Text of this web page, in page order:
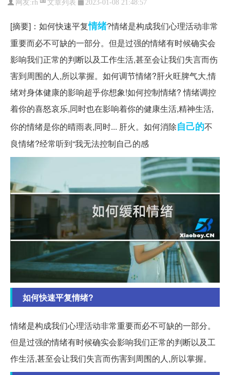
网友:rh 2023-01-08 21:48:57
[摘要]：如何快速平复情绪?情绪是构成我们心理活动非常
重要而必不可缺的一部分。但是过强的情绪有时候确实会
影响我们正常的判断以及工作生活,甚至会让我们失言而伤
害到周围的人,所以掌握。如何调节情绪?肝火旺脾气大,情
绪对身体健康的影响超乎你想象!如何控制情绪? 情绪调控
着你的喜怒哀乐,同时也在影响着你的健康生活,精神生活,
你的情绪是你的晴雨表,同时... 肝火。如何消除自己的不
良情绪?经常听到“我无法控制自己的感
如何快速平复情绪?
情绪是构成我们心理活动非常重要而必不可缺的一部分。
但是过强的情绪有时候确实会影响我们正常的判断以及工
作生活,甚至会让我们失言而伤害到周围的人,所以掌握。